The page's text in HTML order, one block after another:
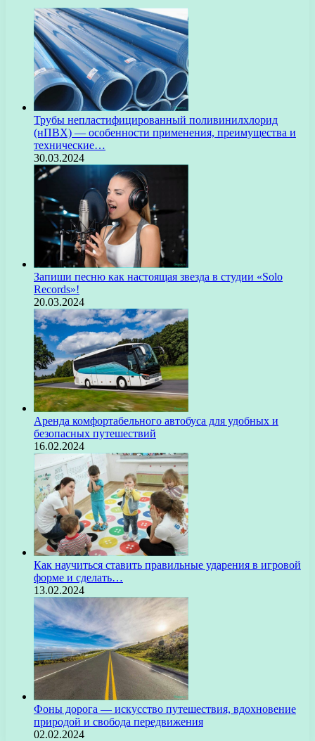
Трубы непластифицированный поливинилхлорид
(нПВХ) — особенности применения, преимущества и
технические…
30.03.2024
Запиши песню как настоящая звезда в студии «Solo
Records»!
20.03.2024
Аренда комфортабельного автобуса для удобных и
безопасных путешествий
16.02.2024
Как научиться ставить правильные ударения в игровой
форме и сделать…
13.02.2024
Фоны дорога — искусство путешествия, вдохновение
природой и свобода передвижения
02.02.2024